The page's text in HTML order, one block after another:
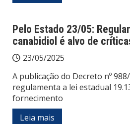
Pelo Estado 23/05:
canabidiol é alvo de
23/05/2025
A publicação do Decreto nº
regulamenta a lei estadual
fornecimento
Leia mais